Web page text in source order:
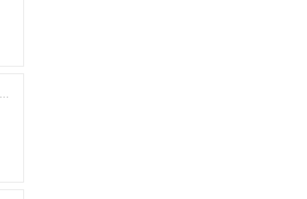
微·活动 | 微康赴巴塞罗那Vitafoods Europe 2026，不怕烫BC99锋芒绽放，共启行业新章